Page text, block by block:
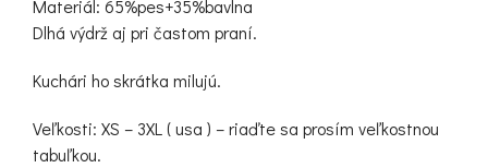
Materiál: 65%pes+35%bavlna
Dlhá výdrž aj pri častom praní.
Kuchári ho skrátka milujú.
Veľkosti: XS – 3XL ( usa ) – riaďte sa prosím veľkostnou
tabuľkou.